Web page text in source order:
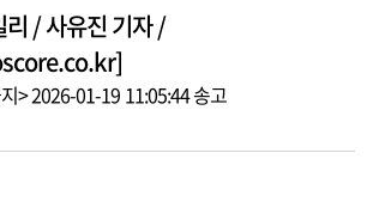
/ 사유진 기자 /
> 2026-01-19 11:05:44 송고